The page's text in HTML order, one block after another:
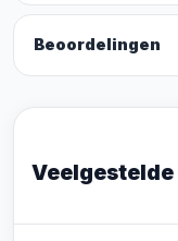
Beoordelingen